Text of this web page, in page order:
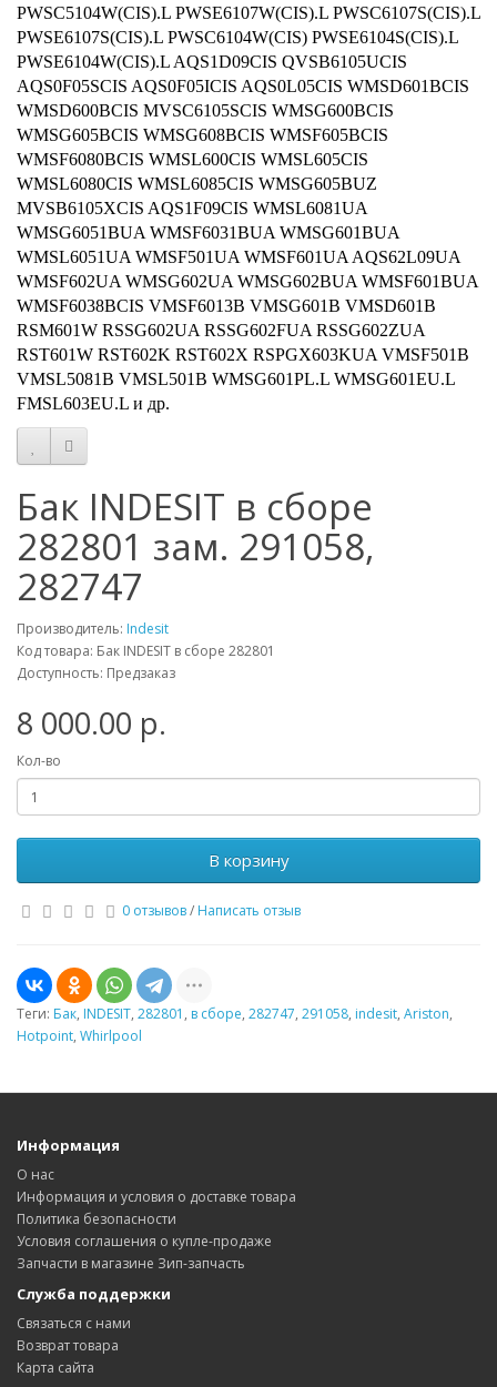
PWSC5104W(CIS).L PWSE6107W(CIS).L PWSC6107S(CIS).L
PWSE6107S(CIS).L PWSC6104W(CIS) PWSE6104S(CIS).L
PWSE6104W(CIS).L AQS1D09CIS QVSB6105UCIS
AQS0F05SCIS AQS0F05ICIS AQS0L05CIS WMSD601BCIS
WMSD600BCIS MVSC6105SCIS WMSG600BCIS
WMSG605BCIS WMSG608BCIS WMSF605BCIS
WMSF6080BCIS WMSL600CIS WMSL605CIS
WMSL6080CIS WMSL6085CIS WMSG605BUZ
MVSB6105XCIS AQS1F09CIS WMSL6081UA
WMSG6051BUA WMSF6031BUA WMSG601BUA
WMSL6051UA WMSF501UA WMSF601UA AQS62L09UA
WMSF602UA WMSG602UA WMSG602BUA WMSF601BUA
WMSF6038BCIS VMSF6013B VMSG601B VMSD601B
RSM601W RSSG602UA RSSG602FUA RSSG602ZUA
RST601W RST602K RST602X RSPGX603KUA VMSF501B
VMSL5081B VMSL501B WMSG601PL.L WMSG601EU.L
FMSL603EU.L и др.
Бак INDESIT в сборе
282801 зам. 291058,
282747
Производитель: Indesit
Код товара: Бак INDESIT в сборе 282801
Доступность: Предзаказ
8 000.00 р.
Кол-во
В корзину
0 отзывов/ Написать отзыв
Теги: Бак, INDESIT, 282801 , в сборе, 282747, 291058, indesit, Ariston,
Hotpoint, Whirlpool
Информация
О нас
Информация и условия о доставке товара
Политика безопасности
Условия соглашения о купле-продаже
Запчасти в магазине Зип-запчасть
Служба поддержки
Связаться с нами
Возврат товара
Карта сайта